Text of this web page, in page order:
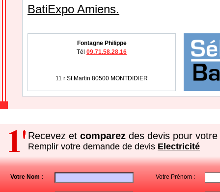
BatiExpo Amiens.
Fontagne Philippe
Tél 09.71.58.28.16
11 r St Martin 80500 MONTDIDIER
Recevez et comparez des devis pour votre
Remplir votre demande de devis Electricité
Votre Nom : Votre Prénom :